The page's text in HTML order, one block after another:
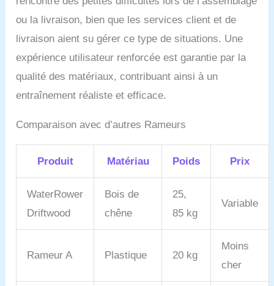
cuve.
ou la livraison, bien que les services client et de
livraison aient su gérer ce type de situations. Une
expérience utilisateur renforcée est garantie par la
qualité des matériaux, contribuant ainsi à un
entraînement réaliste et efficace.
Comparaison avec d’autres Rameurs
Produit Matériau Poids Prix
WaterRower
Driftwood
Bois de
chêne
25,
85 kg
Variable
Rameur A Plastique 20 kg
Moins
cher